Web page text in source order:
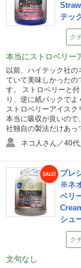
テッ
ク
本当にストロベリー
以前、ハイテック社
ていて美味しかったの
す。 ストロベリーと
り、逆に紙パックで
ストロベリーアイスク
本当に吸収が良いので
社独自の製法だけあっ
ネコ人さん／40
プレ
※ネ
ベリ
シュ
ク
文句なし